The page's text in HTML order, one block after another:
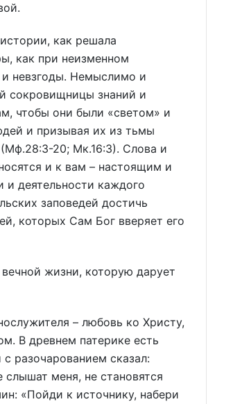
как решала
как при неизменном
и невзгоды. Немыслимо и
сокровищницы знаний и
чтобы они были «светом» и
и призывая их из тьмы
20; Мк.16:3). Слова и
и к вам – настоящим и
деятельности каждого
заповедей достичь
которых Сам Бог вверяет его
жизни, которую дарует
– любовь ко Христу,
В древнем патерике есть
разочарованием сказал:
меня, не становятся
«Пойди к источнику, набери